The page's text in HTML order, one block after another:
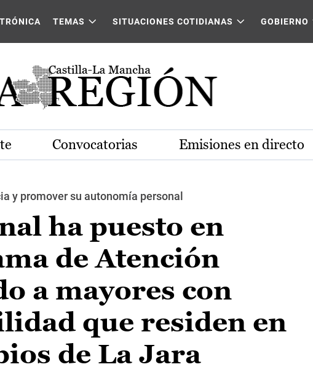
TEMAS SITUACIONES COTIDIANAS GOBIERNO
Convocatorias Emisiones en directo
y promover su autonomía personal
ha puesto en
de Atención
a mayores con
que residen en
de La Jara